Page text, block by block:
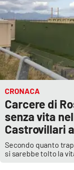
CRONACA
Carcere di
senza vita
Castrovillari
Secondo quanto
si sarebbe tolto la